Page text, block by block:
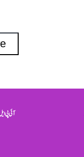
آئی پی ایل